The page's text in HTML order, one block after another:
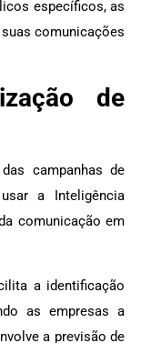
específicos, as
comunicações
de
campanhas de
a Inteligência
comunicação em
a identificação
as empresas a
a previsão de